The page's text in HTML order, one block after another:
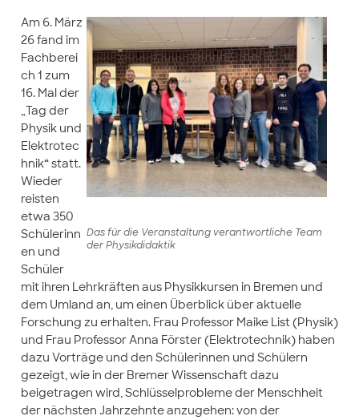
Das für die Veranstaltung verantwortliche Team
der Physikdidaktik
Am 6. März
26 fand im
Fachberei
ch 1 zum
16. Mal der
„Tag der
Physik und
Elektrotec
hnik“ statt.
Wieder
reisten
etwa 350
Schülerinn
en und
Schüler
mit ihren Lehrkräften aus Physikkursen in Bremen und
dem Umland an, um einen Überblick über aktuelle
Forschung zu erhalten. Frau Professor Maike List (Physik)
und Frau Professor Anna Förster (Elektrotechnik) haben
dazu Vorträge und den Schülerinnen und Schülern
gezeigt, wie in der Bremer Wissenschaft dazu
beigetragen wird, Schlüsselprobleme der Menschheit
der nächsten Jahrzehnte anzugehen: von der